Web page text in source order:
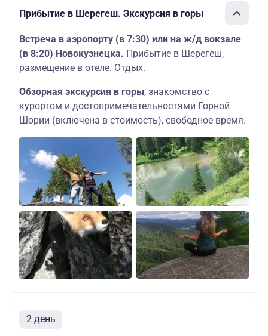
Прибытие в Шерегеш. Экскурсия в горы
Встреча в аэропорту (в 7:30) или на ж/д вокзале
(в 8:20) Новокузнецка. Прибытие в Шерегеш,
размещение в отеле. Отдых.
Обзорная экскурсия в горы, знакомство с
курортом и достопримечательностями Горной
Шории (включена в стоимость), свободное время.
2 день